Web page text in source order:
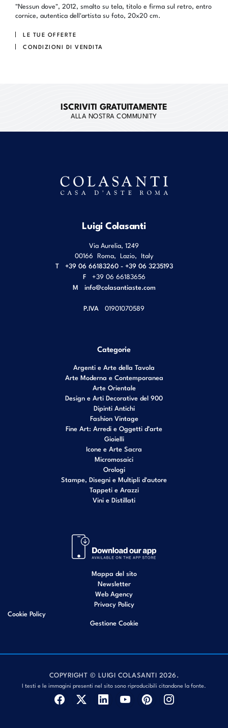
"Nessun dove", 2012, smalto su tela, titolo e firma sul retro, entro
cornice, autentica dell'artista su foto, 20x20 cm.
LE TUE OFFERTE
CONDIZIONI DI VENDITA
ISCRIVITI GRATUITAMENTE
ALLA NOSTRA COMMUNITY
Luigi Colasanti
Via Aurelia, 1249
00166 Roma Lazio Italy
T
+39 06 66183260 - +39 06 3235193
F
+39 06 66183656
M info@colasantiaste.com
P.IVA 01901070589
Categorie
Argenti e Arte della Tavola
Arte Moderna e Contemporanea
Arte Orientale
Design e Arti Decorative del 900
Dipinti Antichi
Fashion Vintage
Fine Art: Arredi e Oggetti d’arte
Gioielli
Icone e Arte Sacra
Micromosaici
Orologi
Stampe, Disegni e Multipli d'autore
Tappeti e Arazzi
Vini e Distillati
Mappa del sito
Newsletter
Web Agency
Privacy Policy
Cookie Policy
Gestione Cookie
COPYRIGHT © LUIGI COLASANTI 2026.
I testi e le immagini presenti nel sito sono riproducibili citandone la fonte.